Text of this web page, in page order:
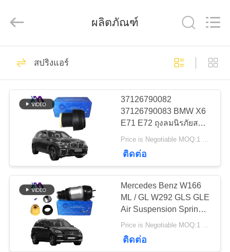
บ้าน
สินค้า
วิดีโอ
เกี่ยว
master
All
Reserved.
โช๊คแอร์
3756
สปริงแอร์
1648
ผลิตภัณฑ์
สปริงแอร์
37126790082
37126790083 BMW X6
E71 E72 ถุงลมนิรภัยสปริง
ด้านหลัง 2007-2012
Price is Negotiable MOQ:1 ชิ้น
ติดต่อ
Mercedes Benz W166
ML / GL W292 GLS GLE
Air Suspension Springs
หน้าซ้ายขวา Air
1663201313
Price is Negotiable MOQ:1 ชิ้น
ติดต่อ